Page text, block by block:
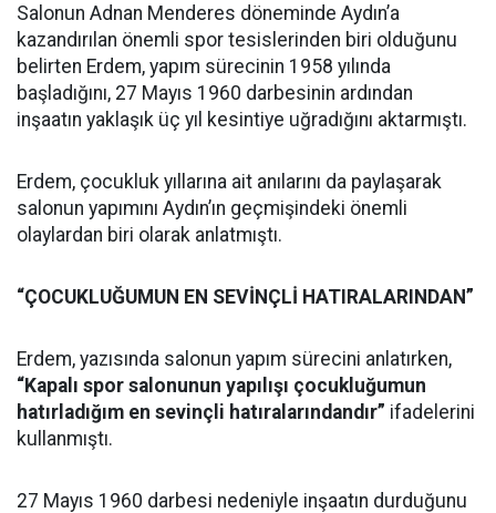
Salonun Adnan Menderes döneminde Aydın’a
kazandırılan önemli spor tesislerinden biri olduğunu
belirten Erdem, yapım sürecinin 1958 yılında
başladığını, 27 Mayıs 1960 darbesinin ardından
inşaatın yaklaşık üç yıl kesintiye uğradığını aktarmıştı.
Erdem, çocukluk yıllarına ait anılarını da paylaşarak
salonun yapımını Aydın’ın geçmişindeki önemli
olaylardan biri olarak anlatmıştı.
“ÇOCUKLUĞUMUN EN SEVİNÇLİ HATIRALARINDAN”
Erdem, yazısında salonun yapım sürecini anlatırken,
“Kapalı spor salonunun yapılışı çocukluğumun
hatırladığım en sevinçli hatıralarındandır” ifadelerini
kullanmıştı.
27 Mayıs 1960 darbesi nedeniyle inşaatın durduğunu